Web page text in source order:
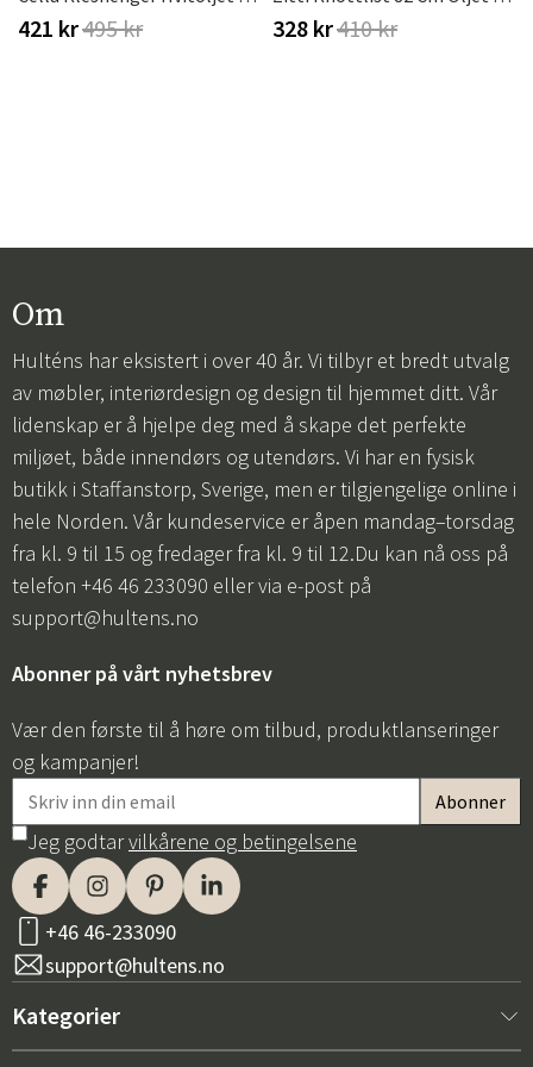
421 kr495 kr 328 kr410 kr
Om
Hulténs har eksistert i over 40 år. Vi tilbyr et bredt utvalg
av møbler, interiørdesign og design til hjemmet ditt. Vår
lidenskap er å hjelpe deg med å skape det perfekte
miljøet, både innendørs og utendørs. Vi har en fysisk
butikk i Staffanstorp, Sverige, men er tilgjengelige online i
hele Norden. Vår kundeservice er åpen mandag–torsdag
fra kl. 9 til 15 og fredager fra kl. 9 til 12.Du kan nå oss på
telefon +46 46 233090 eller via e-post på
support@hultens.no
Abonner på vårt nyhetsbrev
Vær den første til å høre om tilbud, produktlanseringer
og kampanjer!
Jeg godtarvilkårene og betingelsene
+46 46-233090
support@hultens.no
Kategorier